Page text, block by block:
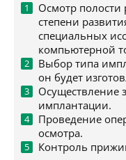
Осмотр полости
степени
специальных
компьютерной
Выбор типа
он будет
Осуществление
имплантации.
Проведение
осмотра.
Контроль